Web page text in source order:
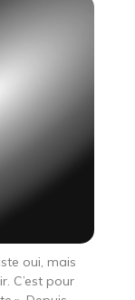
oui, mais
C’est pour